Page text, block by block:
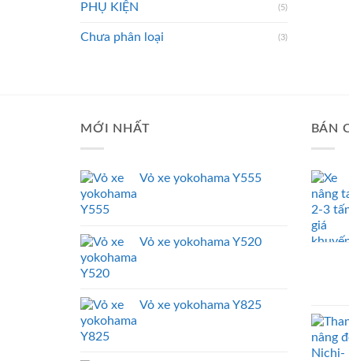
PHỤ KIỆN (5)
Chưa phân loại (3)
MỚI NHẤT
Vỏ xe yokohama Y555
Vỏ xe yokohama Y520
Vỏ xe yokohama Y825
BÁN